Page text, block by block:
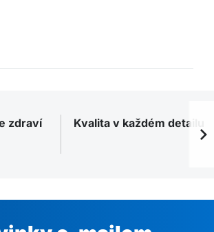
zdraví Kvalita v každém detailu